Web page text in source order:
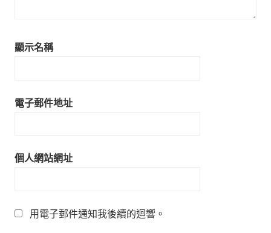
顯示名稱
電子郵件地址
個人網站網址
用電子郵件通知我後續的迴響。